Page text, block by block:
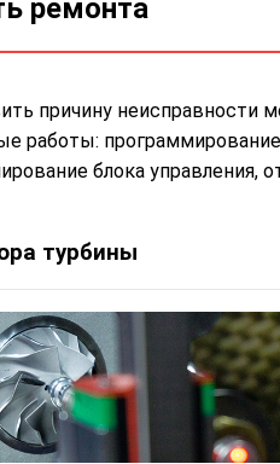
ремонта
причину
работы: программирование
блока управления,
турбины